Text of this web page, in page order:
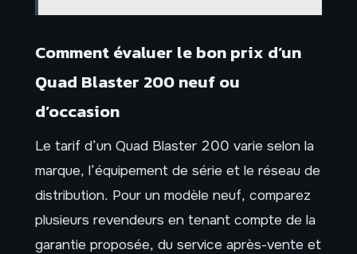
Comment évaluer le bon prix d’un
Quad Blaster 200 neuf ou
d’occasion
Le tarif d’un Quad Blaster 200 varie selon la
marque, l’équipement de série et le réseau de
distribution. Pour un modèle neuf, comparez
plusieurs revendeurs en tenant compte de la
garantie proposée, du service après-vente et